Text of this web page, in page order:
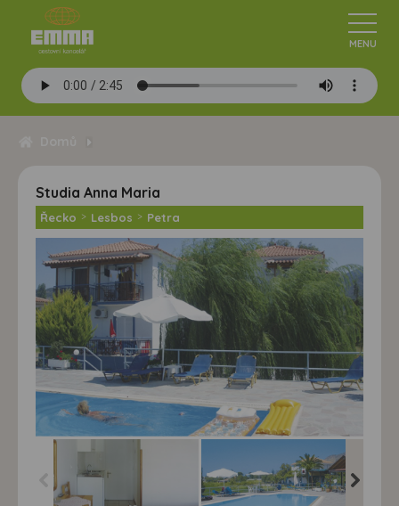
Studia Anna Maria
Řecko > Lesbos > Petra